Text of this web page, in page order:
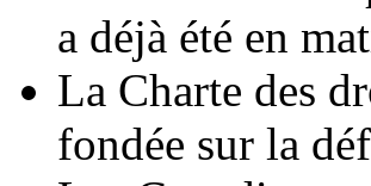
a déjà été en
La Charte des
fondée sur la